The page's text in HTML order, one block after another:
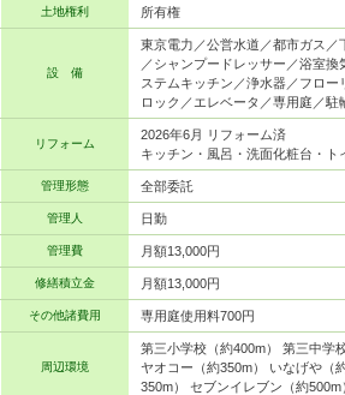
土地権利 所有権
設 備
東京電力／公営水道／都市ガス／
／シャンプードレッサー／浴室
ステムキッチン／浄水器／フロー
ロック／エレベータ／専用庭／駐
リフォーム
2026年6月 リフォーム済
キッチン・風呂・洗面化粧台・ト
管理形態 全部委託
管理人 日勤
管理費 月額13,000円
修繕積立金 月額13,000円
その他諸費用 専用庭使用料700円
周辺環境
第三小学校（約400m） 第三中学
ヤオコー（約350m） いなげや（
350m） セブンイレブン（約500m